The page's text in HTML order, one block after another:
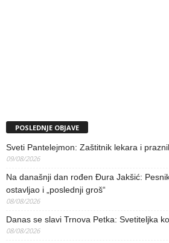
POSLEDNJE OBJAVE
Sveti Pantelejmon: Zaštitnik lekara i
09/08/2026
Na današnji dan rođen Đura Jakšić:
ostavljao i „poslednji groš“
08/08/2026
Danas se slavi Trnova Petka: Svetiteljka
08/08/2026